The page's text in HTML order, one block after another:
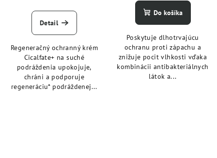
Detail
Regeneračný ochranný krém
Cicalfate+ na suché
podráždenia upokojuje,
chráni a podporuje
regeneráciu* podráždenej...
Do košíka
Poskytuje dlhotrvajúcu
ochranu proti zápachu a
znižuje pocit vlhkosti vďaka
kombinácii antibakteriálnych
látok a...